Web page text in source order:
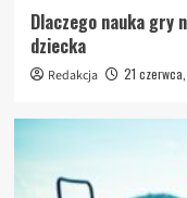
Dlaczego nauka gry
dziecka
Redakcja 21